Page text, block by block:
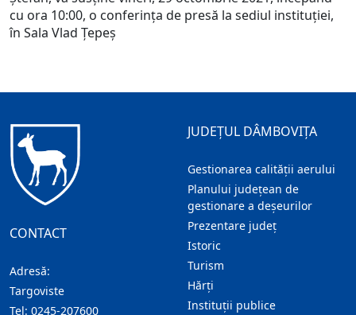
cu ora 10:00, o conferința de presă la sediul instituției,
în Sala Vlad Țepeș
CONTACT
Adresă:
Targoviste
Tel: 0245-207600
JUDEȚUL DÂMBOVIȚA
Gestionarea calității aerului
Planului județean de
gestionare a deșeurilor
Prezentare judeţ
Istoric
Turism
Hărţi
Instituţii publice